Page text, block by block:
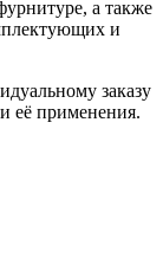
а также
и
заказу
её применения.